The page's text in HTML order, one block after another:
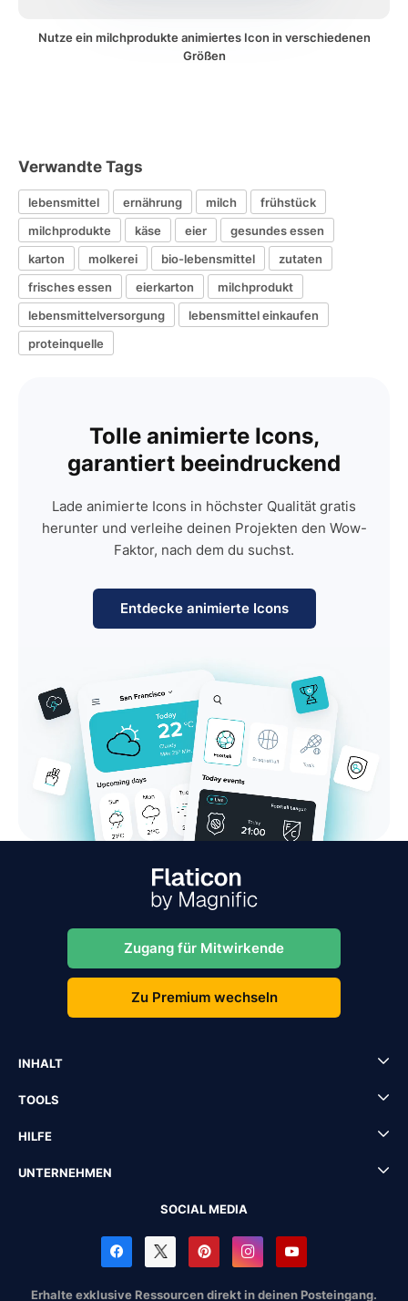
Nutze ein milchprodukte animiertes Icon in verschiedenen
Größen
Verwandte Tags
lebensmittel ernährung milch
frühstück
milchprodukte
käse eier
gesundes essen
karton
molkerei bio-lebensmittel
zutaten
frisches essen
eierkarton
milchprodukt
lebensmittelversorgung
lebensmittel einkaufen
proteinquelle
Tolle animierte Icons,
garantiert beeindruckend
Lade animierte Icons in höchster Qualität gratis
herunter und verleihe deinen Projekten den Wow-
Faktor, nach dem du suchst.
Entdecke animierte Icons
Zugang für Mitwirkende
Zu Premium wechseln
INHALT
TOOLS
HILFE
UNTERNEHMEN
SOCIAL MEDIA
Erhalte exklusive Ressourcen direkt in deinen Posteingang.